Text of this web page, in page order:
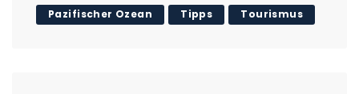
Pazifischer Ozean Tipps Tourismus